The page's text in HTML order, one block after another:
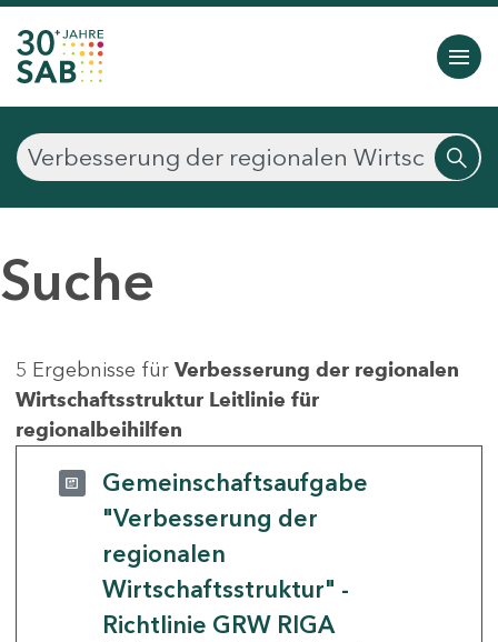
Suche
5 Ergebnisse für Verbesserung der regionalen
Wirtschaftsstruktur Leitlinie für
regionalbeihilfen
Gemeinschaftsaufgabe
"Verbesserung der
regionalen
Wirtschaftsstruktur" -
Richtlinie GRW RIGA